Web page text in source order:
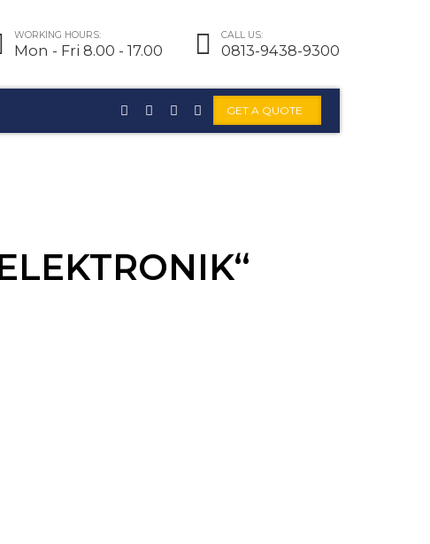
WORKING HOURS:
Mon - Fri 8.00 - 17.00
CALL US:
0813-9438-9300
GET A QUOTE